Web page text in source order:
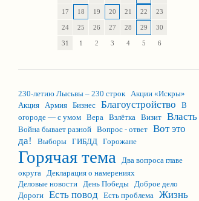
17 18 19 20 21 22 23
24 25 26 27 28 29 30
31 1 2 3 4 5 6
230-летию Лысьвы – 230 строк Акции «Искры»
Акция Армия Бизнес Благоустройство
В
огороде — с умом Вера Взлётка Визит Власть
Война бывает разной Вопрос - ответ Вот это
да!
Выборы ГИБДД Горожане
Горячая тема
Два вопроса главе
округа Декларация о намерениях
Деловые новости День Победы Доброе дело
Дороги Есть повод Есть проблема Жизнь